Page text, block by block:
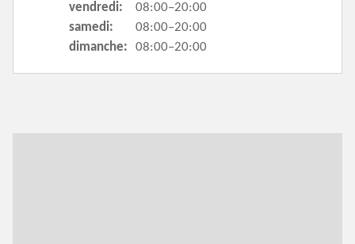
vendredi:
08:00–20:00
samedi:
08:00–20:00
dimanche:
08:00–20:00